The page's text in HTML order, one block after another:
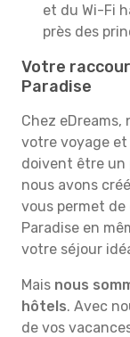
et du Wi-Fi
près des
Votre
Paradise
Chez
votre voyage
doivent être un
nous avons
vous permet
Paradise en
votre séjour
Mais nous
hôtels. Avec
de vos